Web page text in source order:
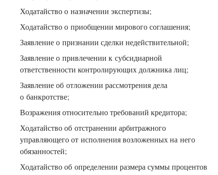
Ходатайство о назначении экспертизы;
Ходатайство о приобщении мирового соглашения;
Заявление о признании сделки недействительной;
Заявление о привлечении к субсидиарной
ответственности контролирующих должника лиц;
Заявление об отложении рассмотрения дела
о банкротстве;
Возражения относительно требований кредитора;
Ходатайство об отстранении арбитражного
управляющего от исполнения возложенных на него
обязанностей;
Ходатайство об определении размера суммы процентов